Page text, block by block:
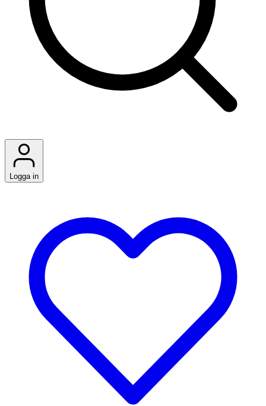
Logga in